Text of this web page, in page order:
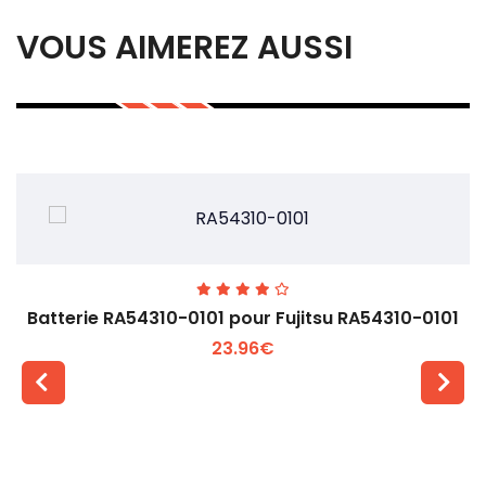
VOUS AIMEREZ AUSSI
Batterie RA54310-0101 pour Fujitsu RA54310-0101
23.96€